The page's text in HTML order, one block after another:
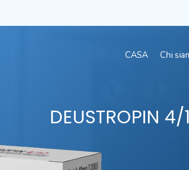
CASA Chi
DEUSTROPIN 4/